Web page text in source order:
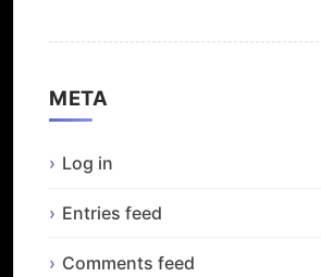
META
Log in
Entries feed
Comments feed